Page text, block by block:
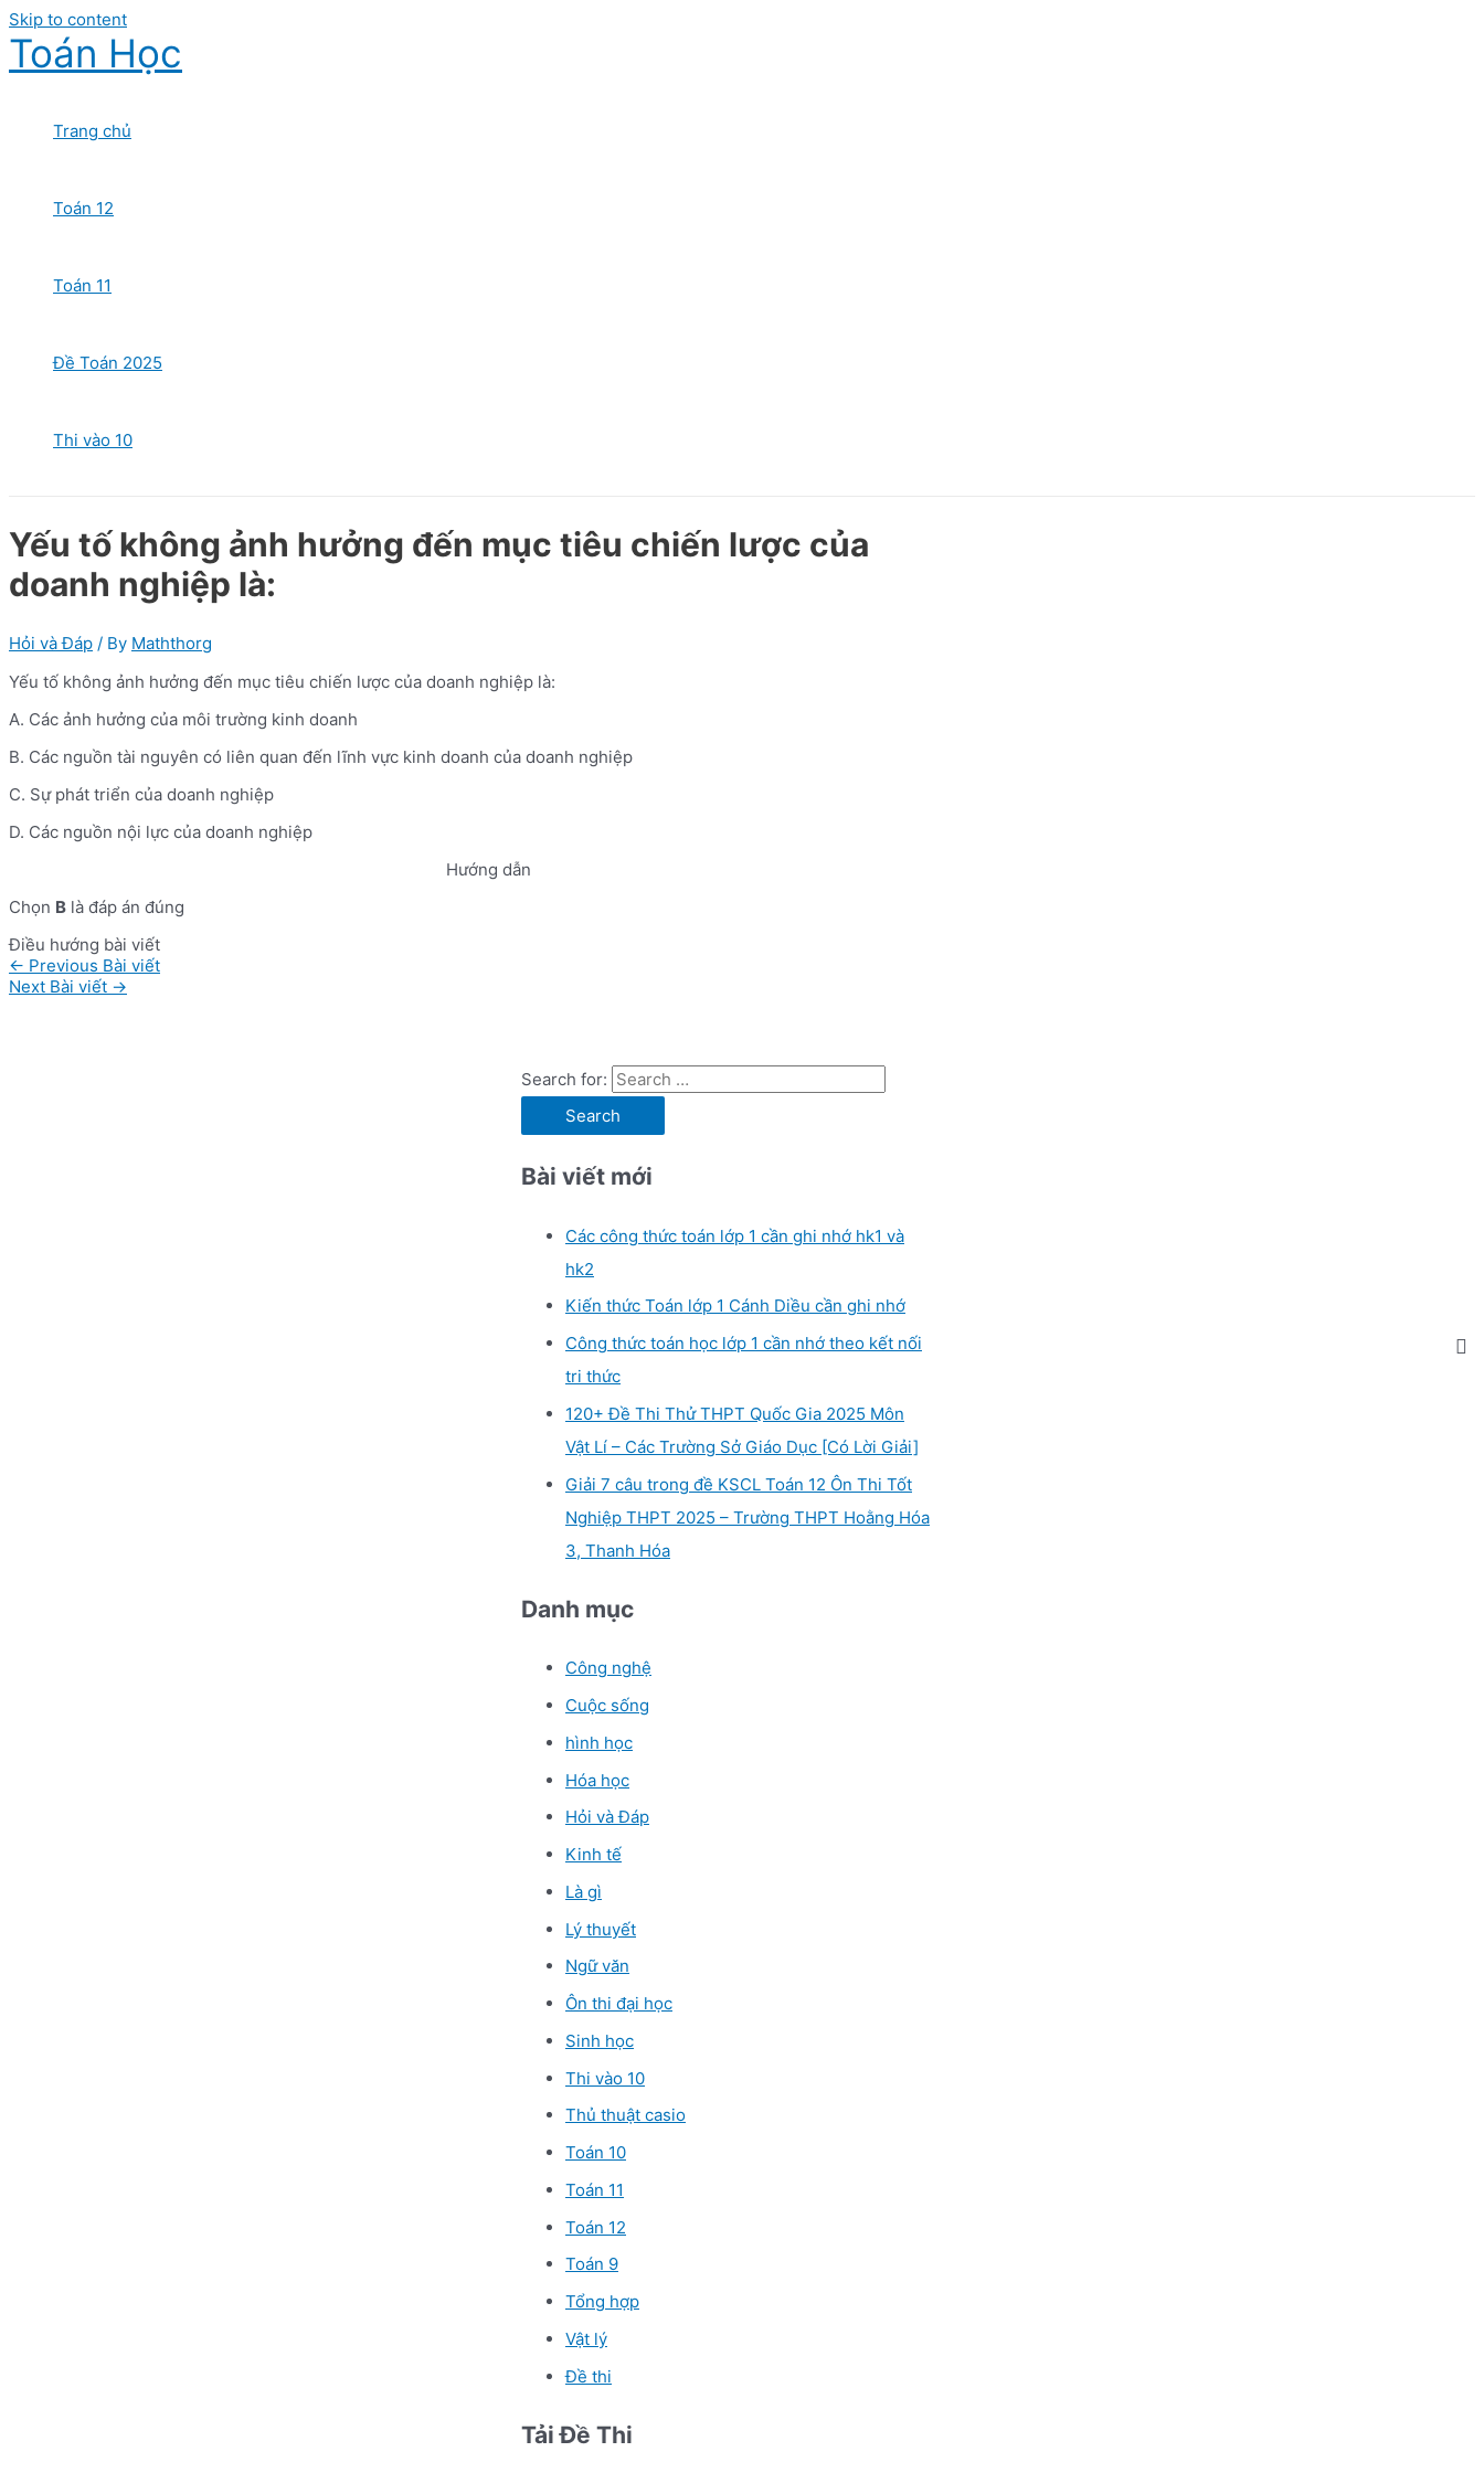
Skip to content
Toán Học
Trang chủ
Toán 12
Toán 11
Đề Toán 2025
Thi vào 10
Yếu tố không ảnh hưởng đến mục tiêu chiến lược của
doanh nghiệp là:
Hỏi và Đáp / By Maththorg
Yếu tố không ảnh hưởng đến mục tiêu chiến lược của doanh nghiệp là:
A. Các ảnh hưởng của môi trường kinh doanh
B. Các nguồn tài nguyên có liên quan đến lĩnh vực kinh doanh của doanh nghiệp
C. Sự phát triển của doanh nghiệp
D. Các nguồn nội lực của doanh nghiệp
Hướng dẫn
Chọn B là đáp án đúng
Điều hướng bài viết
← Previous Bài viết
Next Bài viết →
Search for:
Bài viết mới
Các công thức toán lớp 1 cần ghi nhớ hk1 và
hk2
Kiến thức Toán lớp 1 Cánh Diều cần ghi nhớ
Công thức toán học lớp 1 cần nhớ theo kết nối
tri thức
120+ Đề Thi Thử THPT Quốc Gia 2025 Môn
Vật Lí – Các Trường Sở Giáo Dục [Có Lời Giải]
Giải 7 câu trong đề KSCL Toán 12 Ôn Thi Tốt
Nghiệp THPT 2025 – Trường THPT Hoằng Hóa
3, Thanh Hóa
Danh mục
Công nghệ
Cuộc sống
hình học
Hóa học
Hỏi và Đáp
Kinh tế
Là gì
Lý thuyết
Ngữ văn
Ôn thi đại học
Sinh học
Thi vào 10
Thủ thuật casio
Toán 10
Toán 11
Toán 12
Toán 9
Tổng hợp
Vật lý
Đề thi
Tải Đề Thi